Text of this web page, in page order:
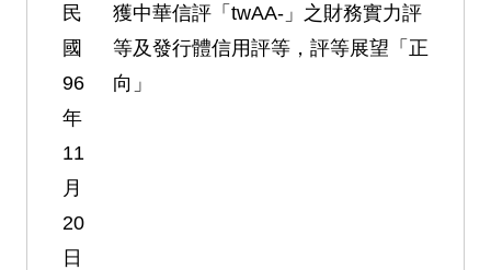
民
國
96
年
11
月
20
日
獲中華信評「twAA-」之財務實力評
等及發行體信用評等，評等展望「正
向」